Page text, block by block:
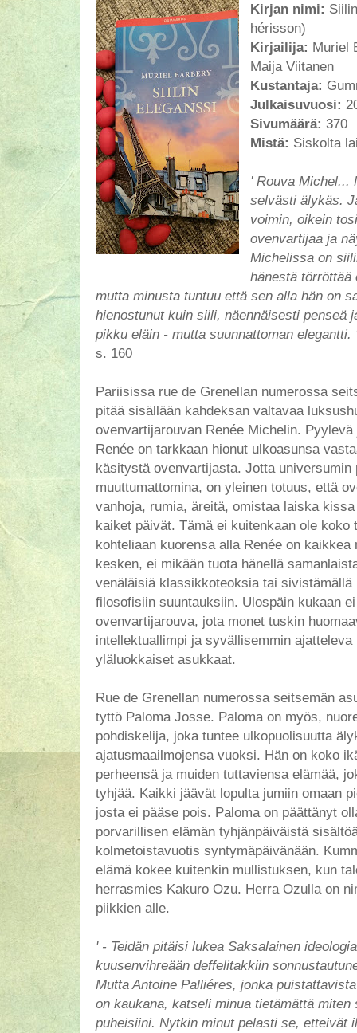
Kirjan nimi:
hérisson)
Kirjailija: Muriel
Maija Viitanen
Kustantaja:
Julkaisuvuosi:
Sivumäärä: 370
Mistä: Siskolta
' Rouva Michel...
selvästi älykäs.
voimin, oikein
ovenvartijaa ja
Michelissa on
hänestä törröttää
mutta minusta tuntuu että sen alla hän on
hienostunut kuin siili, näennäisesti penseä
pikku eläin - mutta suunnattoman elegantti. '
s. 160
Pariisissa rue de Grenellan numerossa
pitää sisällään kahdeksan valtavaa
ovenvartijarouvan Renée Michelin.
Renée on tarkkaan hionut ulkoasunsa
käsitystä ovenvartijasta. Jotta universumin
muuttumattomina, on yleinen totuus, että
vanhoja, rumia, äreitä, omistaa laiska
kaiket päivät. Tämä ei kuitenkaan ole koko
kohteliaan kuorensa alla Renée on
kesken, ei mikään tuota hänellä
venäläisiä klassikkoteoksia tai
filosofisiin suuntauksiin. Ulospäin kukaan
ovenvartijarouva, jota monet tuskin
intellektuallimpi ja syvällisemmin ajatteleva
yläluokkaiset asukkaat.
Rue de Grenellan numerossa seitsemän
tyttö Paloma Josse. Paloma on myös,
pohdiskelija, joka tuntee ulkopuolisuutta
ajatusmaailmojensa vuoksi. Hän on koko
perheensä ja muiden tuttaviensa elämää,
tyhjää. Kaikki jäävät lopulta jumiin omaan
josta ei pääse pois. Paloma on päättänyt
porvarillisen elämän tyhjänpäiväistä
kolmetoistavuotis syntymäpäivänään.
elämä kokee kuitenkin mullistuksen, kun
herrasmies Kakuro Ozu. Herra Ozulla on
piikkien alle.
' - Teidän pitäisi lukea Saksalainen
kuusenvihreään deffelitakkiin
Mutta Antoine Palliéres, jonka
on kaukana, katseli minua tietämättä miten
puheisiini. Nytkin minut pelasti se, etteivät